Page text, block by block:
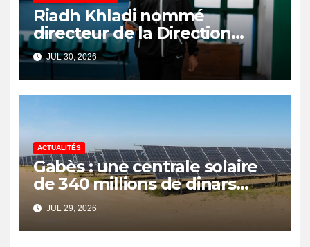
Riadh Khladi nommé
directeur de la Direction
Nationale de l’Arbitrage
JUL 30, 2026
ACTUALITÉS
Gabès : une centrale solaire
de 340 millions de dinars
pour renforcer la transition
énergétique et créer 400
emplois
JUL 29, 2026